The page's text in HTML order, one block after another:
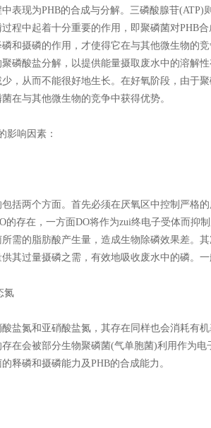
表现为PHB的合成与分解。三磷酸腺苷
程中起着十分重要的作用，即聚磷菌对PHB
和摄磷的作用，才使得它在与其他微生物的
磷酸盐分解，以提供能量摄取废水中的溶解
，从而不能很好地生长。在好氧阶段，由于
在与其他微生物的竞争中获得优势。
影响因素：
括两个方面。首先必须在厌氧区中控制严格
的存在，一方面DO将作为zui终电子受体而抑
需的脂肪酸产生量，造成生物除磷效果差。
其过量摄磷之需，有效地吸收废水中的磷。
氮
盐氮和亚硝酸盐氮，其存在同样也会消耗有
在会被部分生物聚磷菌(气单胞菌)利用作为
释磷和摄磷能力及PHB的合成能力。